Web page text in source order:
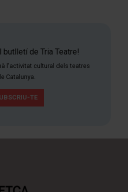
butlletí de Tria Teatre!
l'activitat cultural dels teatres
Catalunya.
TE